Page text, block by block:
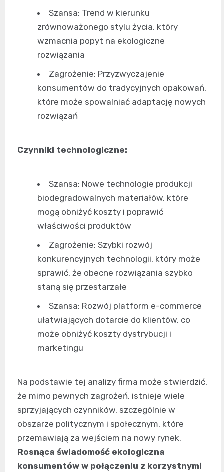
Szansa: Trend w kierunku
zrównoważonego stylu życia, który
wzmacnia popyt na ekologiczne
rozwiązania
Zagrożenie: Przyzwyczajenie
konsumentów do tradycyjnych opakowań,
które może spowalniać adaptację nowych
rozwiązań
Czynniki technologiczne:
Szansa: Nowe technologie produkcji
biodegradowalnych materiałów, które
mogą obniżyć koszty i poprawić
właściwości produktów
Zagrożenie: Szybki rozwój
konkurencyjnych technologii, który może
sprawić, że obecne rozwiązania szybko
staną się przestarzałe
Szansa: Rozwój platform e-commerce
ułatwiających dotarcie do klientów, co
może obniżyć koszty dystrybucji i
marketingu
Na podstawie tej analizy firma może stwierdzić,
że mimo pewnych zagrożeń, istnieje wiele
sprzyjających czynników, szczególnie w
obszarze politycznym i społecznym, które
przemawiają za wejściem na nowy rynek.
Rosnąca świadomość ekologiczna
konsumentów w połączeniu z korzystnymi